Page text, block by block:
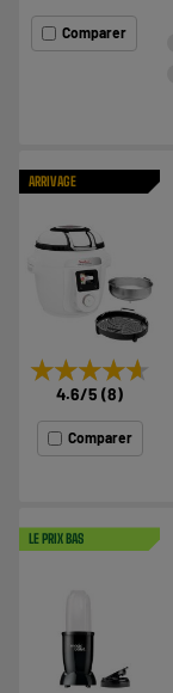
Comparer
ARRIVAGE
★★★★★
★★★★★
4.6/5 (8)
Comparer
LE PRIX BAS